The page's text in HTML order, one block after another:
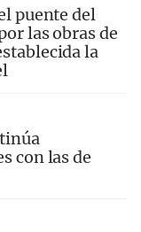
puente del
las obras de
la
con las de